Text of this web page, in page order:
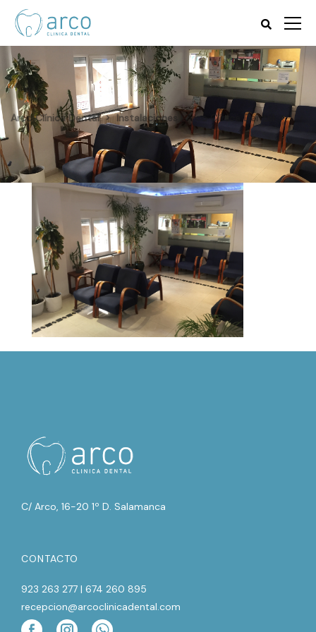
Arco Clínica Dental Instalaciones | Arco Clínica Dental
C/ Arco, 16-20 1º D. Salamanca
CONTACTO
923 263 277 | 674 260 895
recepcion@arcoclinicadental.com